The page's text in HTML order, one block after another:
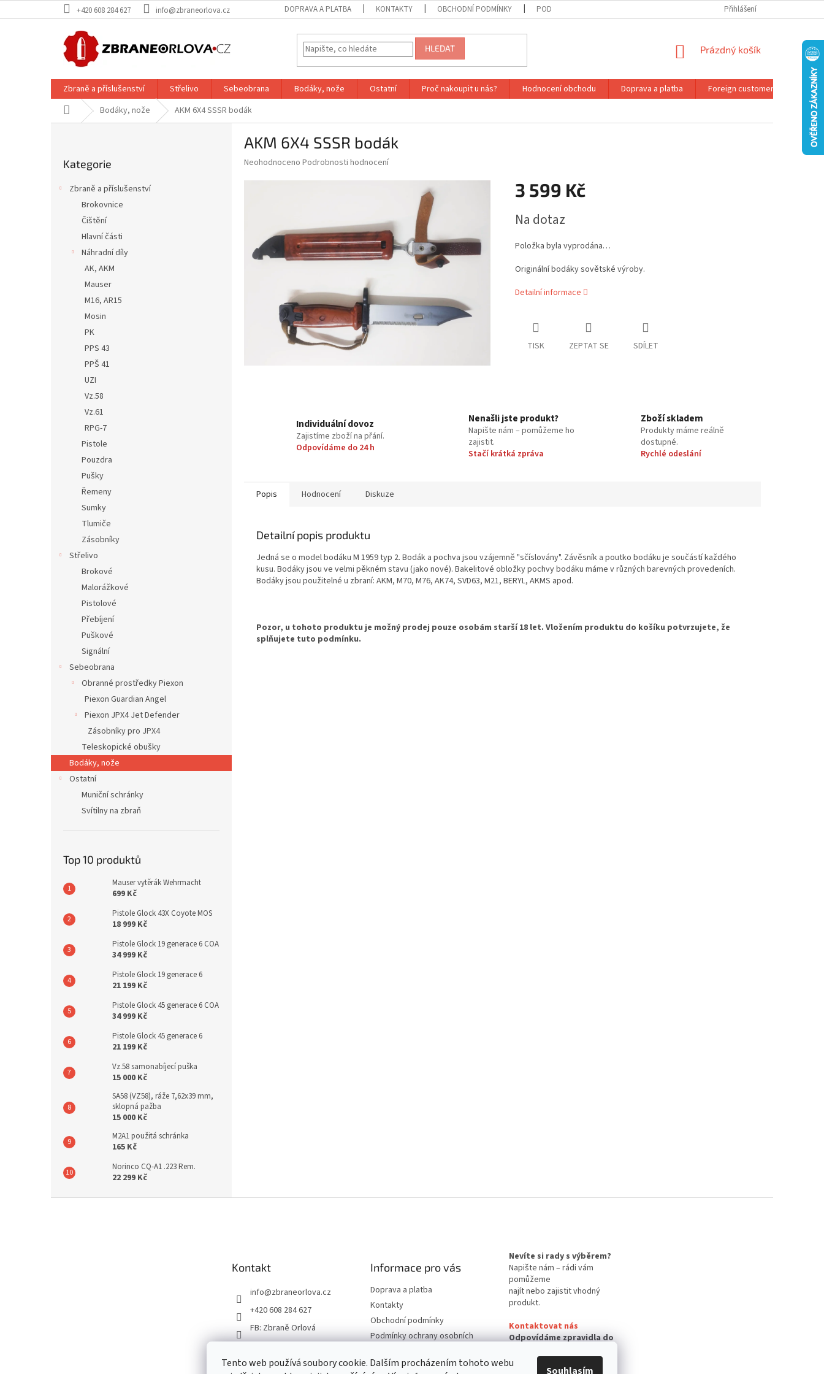
Tento web používá soubory cookie. Dalším procházením tohoto webu
Souhlasím
na
+420 608 284 627 info@zbraneorlova.cz DOPRAVA A PLATBA KONTAKTY OBCHODNÍ PODMÍNKY PODMÍNKY OCHRANY OSOBNÍCH ÚDAJŮ REKLAMAČNÍ ŘÁD
Přihlášení
HLEDAT
NÁKUPNÍ
Prázdný košík
Zbraně a příslušenství Střelivo Sebeobrana Bodáky, nože Ostatní Proč nakoupit u nás? Hodnocení obchodu Doprava a platba Foreign customers
Domů Bodáky, nože AKM 6X4 SSSR bodák
kategorie
Kategorie
Zbraně a příslušenství
Brokovnice
Čištění
Hlavní části
Náhradní díly
AK, AKM
Mauser
M16, AR15
Mosin
PK
PPS 43
PPŠ 41
UZI
Vz.58
Vz.61
RPG-7
Pistole
Pouzdra
Pušky
Řemeny
Sumky
Tlumiče
Zásobníky
Střelivo
Brokové
Malorážkové
Pistolové
Přebíjení
Puškové
Signální
Sebeobrana
Obranné prostředky Piexon
Piexon Guardian Angel
Piexon JPX4 Jet Defender
Zásobníky pro JPX4
Teleskopické obušky
Bodáky, nože
Ostatní
Muniční schránky
Svítilny na zbraň
Top 10 produktů
Mauser vytěrák Wehrmacht
699 Kč
Pistole Glock 43X Coyote MOS
18 999 Kč
Pistole Glock 19 generace 6 COA
34 999 Kč
Pistole Glock 19 generace 6
21 199 Kč
Pistole Glock 45 generace 6 COA
34 999 Kč
Pistole Glock 45 generace 6
21 199 Kč
Vz.58 samonabíjecí puška
15 000 Kč
SA58 (VZ58), ráže 7,62x39 mm,
sklopná pažba
15 000 Kč
M2A1 použitá schránka
165 Kč
Norinco CQ-A1 .223 Rem.
22 299 Kč
AKM 6X4 SSSR bodák
Průměrné
hvězdiček.
Neohodnoceno Podrobnosti hodnocení
3 599 Kč
cena:
Na dotaz
Položka byla vyprodána…
Originální bodáky sovětské výroby.
Detailní informace
TISK ZEPTAT SE SDÍLET
Individuální dovoz
Zajistíme zboží na přání.
Odpovídáme do 24 h
Nenašli jste produkt?
Napište nám – pomůžeme ho
zajistit.
Stačí krátká zpráva
Zboží skladem
Produkty máme reálně
dostupné.
Rychlé odeslání
Popis Hodnocení Diskuze
Detailní popis produktu
Jedná se o model bodáku M 1959 typ 2. Bodák a pochva jsou vzájemně "sčíslovány". Závěsník a poutko bodáku je součástí každého
kusu. Bodáky jsou ve velmi pěkném stavu (jako nové). Bakelitové obložky pochvy bodáku máme v různých barevných provedeních.
Bodáky jsou použitelné u zbraní: AKM, M70, M76, AK74, SVD63, M21, BERYL, AKMS apod.
Pozor, u tohoto produktu je možný prodej pouze osobám starší 18 let. Vložením produktu do košíku potvrzujete, že
splňujete tuto podmínku.
Kontakt
info@zbraneorlova.cz
+420 608 284 627
FB: Zbraně Orlová
Informace pro vás
Doprava a platba
Kontakty
Obchodní podmínky
Podmínky ochrany osobních
Reklamační řád
Nevíte si rady s výběrem?
Napište nám – rádi vám
pomůžeme
najít nebo zajistit vhodný
produkt.
Kontaktovat nás
Odpovídáme zpravidla do